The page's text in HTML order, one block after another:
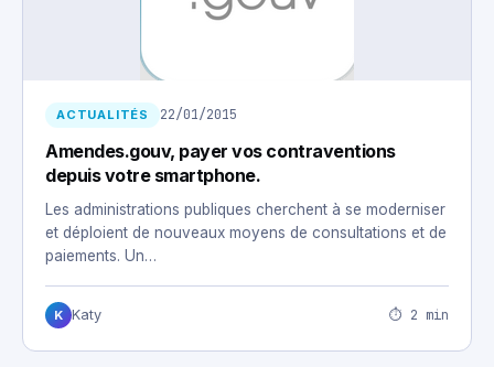
ACTUALITÉS 22/01/2015
Amendes.gouv, payer vos contraventions
depuis votre smartphone.
Les administrations publiques cherchent à se moderniser
et déploient de nouveaux moyens de consultations et de
paiements. Un…
K Katy ⏱ 2 min